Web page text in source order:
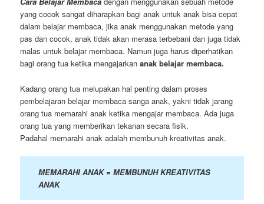
yang cocok sangat diharapkan bagi anak untuk anak bisa cepat
dalam belajar membaca, jika anak menggunakan metode yang
pas dan cocok, anak tidak akan merasa terbebani dan juga tidak
malas untuk belajar membaca. Namun juga harus diperhatikan
bagi orang tua ketika mengajarkananak belajar membaca.
Kadang orang tua melupakan hal penting dalam proses
pembelajaran belajar membaca sanga anak, yakni tidak jarang
orang tua memarahi anak ketika mengajar membaca. Ada juga
orang tua yang memberikan tekanan secara fisik.
Padahal memarahi anak adalah membunuh kreativitas anak.
MEMARAHI ANAK = MEMBUNUH KREATIVITAS
ANAK